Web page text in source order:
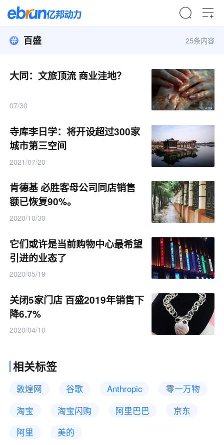
百盛 25条内容
大同：文旅顶流 商业洼地？
07/30
寺库李日学：将开设超过300家
城市第三空间
2021/07/20
肯德基 必胜客母公司同店销售
额已恢复90%。
2020/10/30
它们或许是当前购物中心最希望
引进的业态了
2020/05/19
关闭5家门店 百盛2019年销售下
降6.7%
2020/04/10
相关标签
敦煌网 谷歌 Anthropic
零一万物
淘宝
淘宝闪购 阿里巴巴
京东
阿里
美的